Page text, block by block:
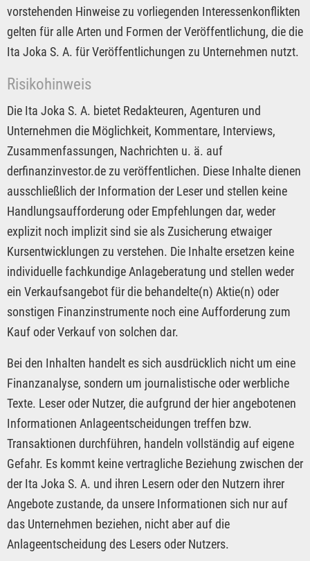
vorstehenden Hinweise zu vorliegenden Interessenkonflikten
gelten für alle Arten und Formen der Veröffentlichung, die die
Ita Joka S. A. für Veröffentlichungen zu Unternehmen nutzt.
Risikohinweis
Die Ita Joka S. A. bietet Redakteuren, Agenturen und
Unternehmen die Möglichkeit, Kommentare, Interviews,
Zusammenfassungen, Nachrichten u. ä. auf
derfinanzinvestor.de zu veröffentlichen. Diese Inhalte dienen
ausschließlich der Information der Leser und stellen keine
Handlungsaufforderung oder Empfehlungen dar, weder
explizit noch implizit sind sie als Zusicherung etwaiger
Kursentwicklungen zu verstehen. Die Inhalte ersetzen keine
individuelle fachkundige Anlageberatung und stellen weder
ein Verkaufsangebot für die behandelte(n) Aktie(n) oder
sonstigen Finanzinstrumente noch eine Aufforderung zum
Kauf oder Verkauf von solchen dar.
Bei den Inhalten handelt es sich ausdrücklich nicht um eine
Finanzanalyse, sondern um journalistische oder werbliche
Texte. Leser oder Nutzer, die aufgrund der hier angebotenen
Informationen Anlageentscheidungen treffen bzw.
Transaktionen durchführen, handeln vollständig auf eigene
Gefahr. Es kommt keine vertragliche Beziehung zwischen der
der Ita Joka S. A. und ihren Lesern oder den Nutzern ihrer
Angebote zustande, da unsere Informationen sich nur auf
das Unternehmen beziehen, nicht aber auf die
Anlageentscheidung des Lesers oder Nutzers.